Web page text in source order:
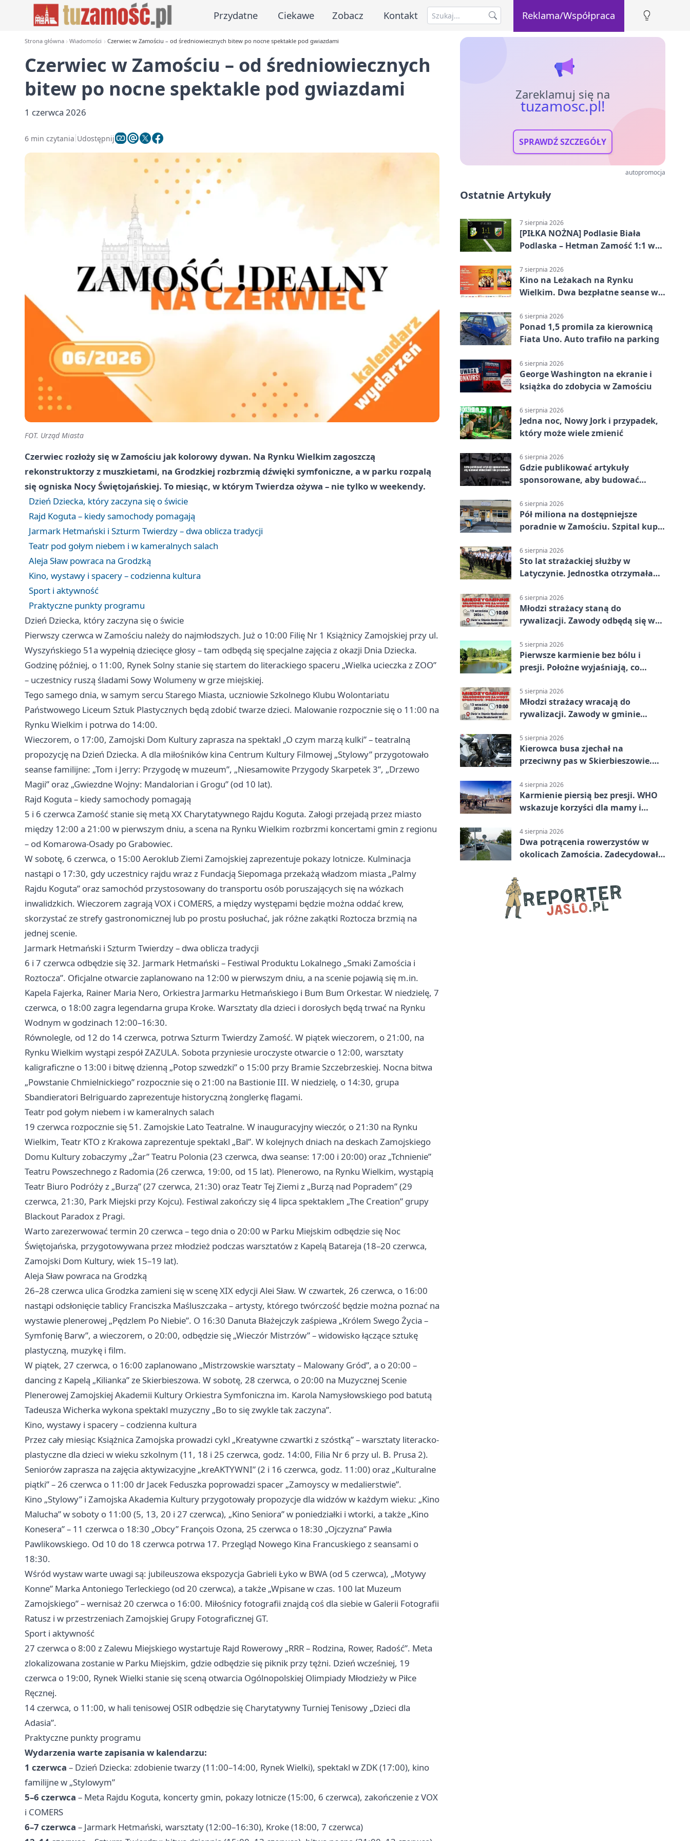
Przydatne Ciekawe Zobacz Kontakt Reklama/Współpraca
Strona główna Wiadomości Czerwiec w Zamościu – od średniowiecznych bitew po nocne spektakle pod gwiazdami
Czerwiec w Zamościu – od średniowiecznych
bitew po nocne spektakle pod gwiazdami
1 czerwca 2026
6 min czytania Udostępnij
FOT. Urząd Miasta
Czerwiec rozłoży się w Zamościu jak kolorowy dywan. Na Rynku Wielkim zagoszczą
rekonstruktorzy z muszkietami, na Grodzkiej rozbrzmią dźwięki symfoniczne, a w parku rozpalą
się ogniska Nocy Świętojańskiej. To miesiąc, w którym Twierdza ożywa – nie tylko w weekendy.
Dzień Dziecka, który zaczyna się o świcie
Rajd Koguta – kiedy samochody pomagają
Jarmark Hetmański i Szturm Twierdzy – dwa oblicza tradycji
Teatr pod gołym niebem i w kameralnych salach
Aleja Sław powraca na Grodzką
Kino, wystawy i spacery – codzienna kultura
Sport i aktywność
Praktyczne punkty programu
Dzień Dziecka, który zaczyna się o świcie
Pierwszy czerwca w Zamościu należy do najmłodszych. Już o 10:00 Filię Nr 1 Książnicy Zamojskiej przy ul.
Wyszyńskiego 51a wypełnią dziecięce głosy – tam odbędą się specjalne zajęcia z okazji Dnia Dziecka.
Godzinę później, o 11:00, Rynek Solny stanie się startem do literackiego spaceru „Wielka ucieczka z ZOO”
– uczestnicy ruszą śladami Sowy Wolumeny w grze miejskiej.
Tego samego dnia, w samym sercu Starego Miasta, uczniowie Szkolnego Klubu Wolontariatu
Państwowego Liceum Sztuk Plastycznych będą zdobić twarze dzieci. Malowanie rozpocznie się o 11:00 na
Rynku Wielkim i potrwa do 14:00.
Wieczorem, o 17:00, Zamojski Dom Kultury zaprasza na spektakl „O czym marzą kulki” – teatralną
propozycję na Dzień Dziecka. A dla miłośników kina Centrum Kultury Filmowej „Stylowy” przygotowało
seanse familijne: „Tom i Jerry: Przygodę w muzeum”, „Niesamowite Przygody Skarpetek 3”, „Drzewo
Magii” oraz „Gwiezdne Wojny: Mandalorian i Grogu” (od 10 lat).
Rajd Koguta – kiedy samochody pomagają
5 i 6 czerwca Zamość stanie się metą XX Charytatywnego Rajdu Koguta. Załogi przejadą przez miasto
między 12:00 a 21:00 w pierwszym dniu, a scena na Rynku Wielkim rozbrzmi koncertami gmin z regionu
– od Komarowa-Osady po Grabowiec.
W sobotę, 6 czerwca, o 15:00 Aeroklub Ziemi Zamojskiej zaprezentuje pokazy lotnicze. Kulminacja
nastąpi o 17:30, gdy uczestnicy rajdu wraz z Fundacją Siepomaga przekażą władzom miasta „Palmy
Rajdu Koguta” oraz samochód przystosowany do transportu osób poruszających się na wózkach
inwalidzkich. Wieczorem zagrają VOX i COMERS, a między występami będzie można oddać krew,
skorzystać ze strefy gastronomicznej lub po prostu posłuchać, jak różne zakątki Roztocza brzmią na
jednej scenie.
Jarmark Hetmański i Szturm Twierdzy – dwa oblicza tradycji
6 i 7 czerwca odbędzie się 32. Jarmark Hetmański – Festiwal Produktu Lokalnego „Smaki Zamościa i
Roztocza”. Oficjalne otwarcie zaplanowano na 12:00 w pierwszym dniu, a na scenie pojawią się m.in.
Kapela Fajerka, Rainer Maria Nero, Orkiestra Jarmarku Hetmańskiego i Bum Bum Orkestar. W niedzielę, 7
czerwca, o 18:00 zagra legendarna grupa Kroke. Warsztaty dla dzieci i dorosłych będą trwać na Rynku
Wodnym w godzinach 12:00–16:30.
Równolegle, od 12 do 14 czerwca, potrwa Szturm Twierdzy Zamość. W piątek wieczorem, o 21:00, na
Rynku Wielkim wystąpi zespół ZAZULA. Sobota przyniesie uroczyste otwarcie o 12:00, warsztaty
kaligraficzne o 13:00 i bitwę dzienną „Potop szwedzki” o 15:00 przy Bramie Szczebrzeskiej. Nocna bitwa
„Powstanie Chmielnickiego” rozpocznie się o 21:00 na Bastionie III. W niedzielę, o 14:30, grupa
Sbandieratori Belriguardo zaprezentuje historyczną żonglerkę flagami.
Teatr pod gołym niebem i w kameralnych salach
19 czerwca rozpocznie się 51. Zamojskie Lato Teatralne. W inauguracyjny wieczór, o 21:30 na Rynku
Wielkim, Teatr KTO z Krakowa zaprezentuje spektakl „Bal”. W kolejnych dniach na deskach Zamojskiego
Domu Kultury zobaczymy „Żar” Teatru Polonia (23 czerwca, dwa seanse: 17:00 i 20:00) oraz „Tchnienie”
Teatru Powszechnego z Radomia (26 czerwca, 19:00, od 15 lat). Plenerowo, na Rynku Wielkim, wystąpią
Teatr Biuro Podróży z „Burzą” (27 czerwca, 21:30) oraz Teatr Tej Ziemi z „Burzą nad Popradem” (29
czerwca, 21:30, Park Miejski przy Kojcu). Festiwal zakończy się 4 lipca spektaklem „The Creation” grupy
Blackout Paradox z Pragi.
Warto zarezerwować termin 20 czerwca – tego dnia o 20:00 w Parku Miejskim odbędzie się Noc
Świętojańska, przygotowywana przez młodzież podczas warsztatów z Kapelą Batareja (18–20 czerwca,
Zamojski Dom Kultury, wiek 15–19 lat).
Aleja Sław powraca na Grodzką
26–28 czerwca ulica Grodzka zamieni się w scenę XIX edycji Alei Sław. W czwartek, 26 czerwca, o 16:00
nastąpi odsłonięcie tablicy Franciszka Maśluszczaka – artysty, którego twórczość będzie można poznać na
wystawie plenerowej „Pędzlem Po Niebie”. O 16:30 Danuta Błażejczyk zaśpiewa „Królem Swego Życia –
Symfonię Barw”, a wieczorem, o 20:00, odbędzie się „Wieczór Mistrzów” – widowisko łączące sztukę
plastyczną, muzykę i film.
W piątek, 27 czerwca, o 16:00 zaplanowano „Mistrzowskie warsztaty – Malowany Gród”, a o 20:00 –
dancing z Kapelą „Kilianka” ze Skierbieszowa. W sobotę, 28 czerwca, o 20:00 na Muzycznej Scenie
Plenerowej Zamojskiej Akademii Kultury Orkiestra Symfoniczna im. Karola Namysłowskiego pod batutą
Tadeusza Wicherka wykona spektakl muzyczny „Bo to się zwykle tak zaczyna”.
Kino, wystawy i spacery – codzienna kultura
Przez cały miesiąc Książnica Zamojska prowadzi cykl „Kreatywne czwartki z szóstką” – warsztaty literacko-
plastyczne dla dzieci w wieku szkolnym (11, 18 i 25 czerwca, godz. 14:00, Filia Nr 6 przy ul. B. Prusa 2).
Seniorów zaprasza na zajęcia aktywizacyjne „kreAKTYWNI” (2 i 16 czerwca, godz. 11:00) oraz „Kulturalne
piątki” – 26 czerwca o 11:00 dr Jacek Feduszka poprowadzi spacer „Zamoyscy w medalierstwie”.
Kino „Stylowy” i Zamojska Akademia Kultury przygotowały propozycje dla widzów w każdym wieku: „Kino
Malucha” w soboty o 11:00 (5, 13, 20 i 27 czerwca), „Kino Seniora” w poniedziałki i wtorki, a także „Kino
Konesera” – 11 czerwca o 18:30 „Obcy” François Ozona, 25 czerwca o 18:30 „Ojczyzna” Pawła
Pawlikowskiego. Od 10 do 18 czerwca potrwa 17. Przegląd Nowego Kina Francuskiego z seansami o
18:30.
Wśród wystaw warte uwagi są: jubileuszowa ekspozycja Gabrieli Łyko w BWA (od 5 czerwca), „Motywy
Konne” Marka Antoniego Terleckiego (od 20 czerwca), a także „Wpisane w czas. 100 lat Muzeum
Zamojskiego” – wernisaż 20 czerwca o 16:00. Miłośnicy fotografii znajdą coś dla siebie w Galerii Fotografii
Ratusz i w przestrzeniach Zamojskiej Grupy Fotograficznej GT.
Sport i aktywność
27 czerwca o 8:00 z Zalewu Miejskiego wystartuje Rajd Rowerowy „RRR – Rodzina, Rower, Radość”. Meta
zlokalizowana zostanie w Parku Miejskim, gdzie odbędzie się piknik przy tężni. Dzień wcześniej, 19
czerwca o 19:00, Rynek Wielki stanie się sceną otwarcia Ogólnopolskiej Olimpiady Młodzieży w Piłce
Ręcznej.
14 czerwca, o 11:00, w hali tenisowej OSIR odbędzie się Charytatywny Turniej Tenisowy „Dzieci dla
Adasia”.
Praktyczne punkty programu
Wydarzenia warte zapisania w kalendarzu:
1 czerwca – Dzień Dziecka: zdobienie twarzy (11:00–14:00, Rynek Wielki), spektakl w ZDK (17:00), kino
familijne w „Stylowym”
5–6 czerwca – Meta Rajdu Koguta, koncerty gmin, pokazy lotnicze (15:00, 6 czerwca), zakończenie z VOX
i COMERS
6–7 czerwca – Jarmark Hetmański, warsztaty (12:00–16:30), Kroke (18:00, 7 czerwca)
Zareklamuj się na
tuzamosc.pl!
SPRAWDŹ SZCZEGÓŁY
autopromocja
Ostatnie Artykuły
7 sierpnia 2026
[PIŁKA NOŻNA] Podlasie Biała
Podlaska – Hetman Zamość 1:1 w
podział punktów po bezbramkowej
pierwszej połowie
7 sierpnia 2026
Kino na Leżakach na Rynku
Wielkim. Dwa bezpłatne seanse w
6 sierpnia 2026
Ponad 1,5 promila za kierownicą
Fiata Uno. Auto trafiło na parking
6 sierpnia 2026
George Washington na ekranie i
książka do zdobycia w Zamościu
6 sierpnia 2026
Jedna noc, Nowy Jork i przypadek,
który może wiele zmienić
6 sierpnia 2026
Gdzie publikować artykuły
sponsorowane, aby budować
6 sierpnia 2026
Pół miliona na dostępniejsze
poradnie w Zamościu. Szpital kupi
6 sierpnia 2026
Sto lat strażackiej służby w
Latyczynie. Jednostka otrzymała
6 sierpnia 2026
Młodzi strażacy staną do
rywalizacji. Zawody odbędą się w
5 sierpnia 2026
Pierwsze karmienie bez bólu i
presji. Położne wyjaśniają, co
5 sierpnia 2026
Młodzi strażacy wracają do
rywalizacji. Zawody w gminie
5 sierpnia 2026
Kierowca busa zjechał na
przeciwny pas w Skierbieszowie.
4 sierpnia 2026
Karmienie piersią bez presji. WHO
wskazuje korzyści dla mamy i
4 sierpnia 2026
Dwa potrącenia rowerzystów w
okolicach Zamościa. Zadecydowało